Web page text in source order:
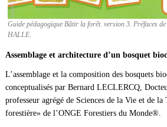
Guide pédagogique Bâtir la forêt. version 3. Préfaces
HALLE.
Assemblage et architecture d’un bosquet
L’assemblage et la composition des bosquets
conceptualisés par Bernard LECLERCQ,
professeur agrégé de Sciences de la Vie et de
forestière» de l’ONGE Forestiers du Monde®.